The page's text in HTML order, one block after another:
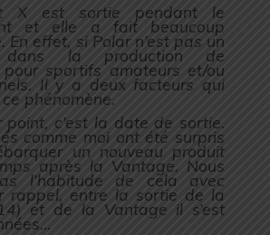
X est sortie pendant le
et elle a fait beaucoup
En effet, si Polar n’est pas un
dans la production de
sportifs amateurs et/ou
Il y a deux facteurs qui
phénomène.
point, c’est la date de sortie.
comme moi ont été surpris
un nouveau produit
après la Vantage. Nous
l’habitude de cela avec
rappel, entre la sortie de la
et de la Vantage il s’est